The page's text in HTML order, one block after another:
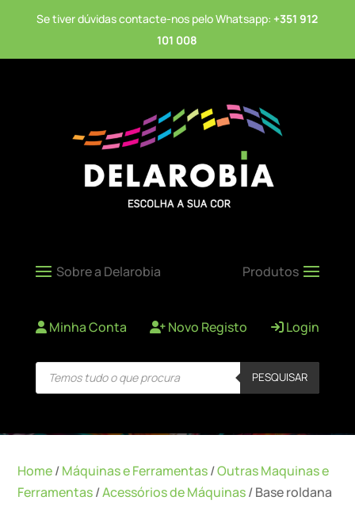
Se tiver dúvidas contacte-nos pelo Whatsapp: +351 912
101 008
Minha Conta Novo Registo Login
Products
search PESQUISAR
Home/Máquinas e Ferramentas/Outras Maquinas e
Ferramentas/Acessórios de Máquinas/ Base roldana